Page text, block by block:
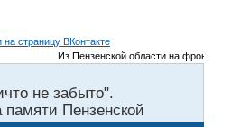
Из Пензенской области на фронты
не забыто".
памяти Пензенской